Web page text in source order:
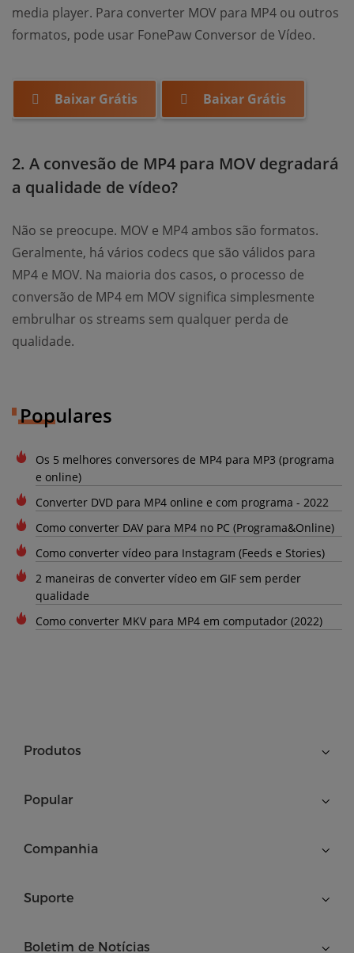
media player. Para converter MOV para MP4 ou outros
formatos, pode usar FonePaw Conversor de Vídeo.
Baixar Grátis Baixar Grátis
2. A convesão de MP4 para MOV degradará
a qualidade de vídeo?
Não se preocupe. MOV e MP4 ambos são formatos.
Geralmente, há vários codecs que são válidos para
MP4 e MOV. Na maioria dos casos, o processo de
conversão de MP4 em MOV significa simplesmente
embrulhar os streams sem qualquer perda de
qualidade.
Populares
Os 5 melhores conversores de MP4 para MP3 (programa
e online)
Converter DVD para MP4 online e com programa - 2022
Como converter DAV para MP4 no PC (Programa&Online)
Como converter vídeo para Instagram (Feeds e Stories)
2 maneiras de converter vídeo em GIF sem perder
qualidade
Como converter MKV para MP4 em computador (2022)
Produtos
Popular
Companhia
Suporte
Boletim de Notícias